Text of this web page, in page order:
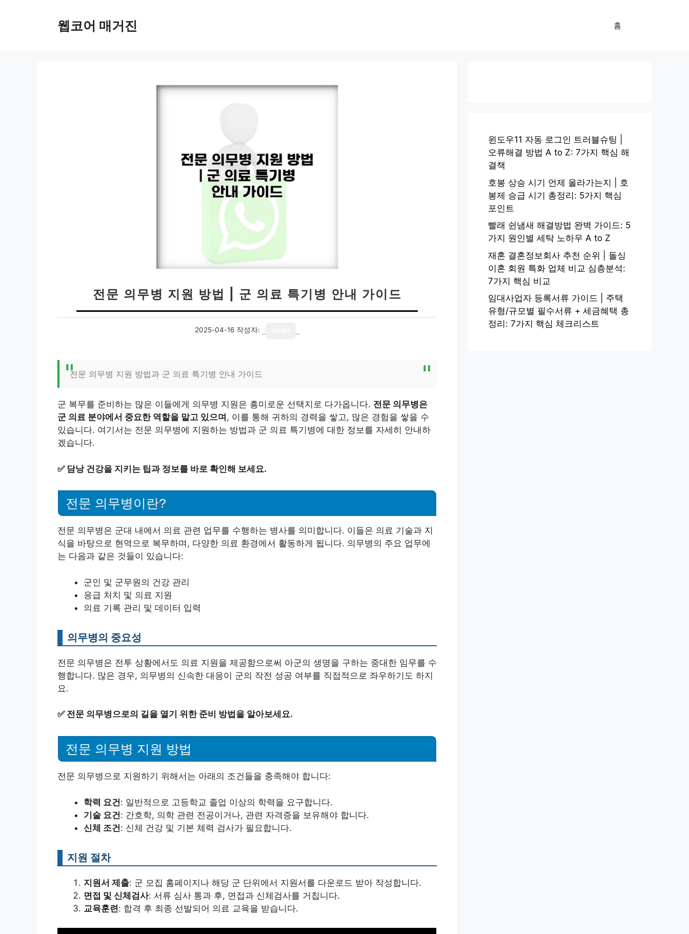
웹코어 매거진 홈
전문 의무병 지원 방법 | 군 의료 특기병 안내 가이드
2025-04-16 작성자:
전문 의무병 지원 방법과 군 의료 특기병 안내 가이드
군 복무를 준비하는 많은 이들에게 의무병 지원은 흥미로운 선택지로 다가옵니다. 전문 의무병은
군 의료 분야에서 중요한 역할을 맡고 있으며 , 이를 통해 귀하의 경력을 쌓고, 많은 경험을 쌓을 수
있습니다. 여기서는 전문 의무병에 지원하는 방법과 군 의료 특기병에 대한 정보를 자세히 안내하
겠습니다.
✅ 담낭 건강을 지키는 팁과 정보를 바로 확인해 보세요.
전문 의무병이란?
전문 의무병은 군대 내에서 의료 관련 업무를 수행하는 병사를 의미합니다. 이들은 의료 기술과 지
식을 바탕으로 현역으로 복무하며, 다양한 의료 환경에서 활동하게 됩니다. 의무병의 주요 업무에
는 다음과 같은 것들이 있습니다:
군인 및 군무원의 건강 관리
응급 처치 및 의료 지원
의료 기록 관리 및 데이터 입력
의무병의 중요성
전문 의무병은 전투 상황에서도 의료 지원을 제공함으로써 아군의 생명을 구하는 중대한 임무를 수
행합니다. 많은 경우, 의무병의 신속한 대응이 군의 작전 성공 여부를 직접적으로 좌우하기도 하지
요.
✅ 전문 의무병으로의 길을 열기 위한 준비 방법을 알아보세요.
전문 의무병 지원 방법
전문 의무병으로 지원하기 위해서는 아래의 조건들을 충족해야 합니다:
학력 요건: 일반적으로 고등학교 졸업 이상의 학력을 요구합니다.
기술 요건: 간호학, 의학 관련 전공이거나, 관련 자격증을 보유해야 합니다.
신체 조건: 신체 건강 및 기본 체력 검사가 필요합니다.
지원 절차
지원서 제출: 군 모집 홈페이지나 해당 군 단위에서 지원서를 다운로드 받아 작성합니다.
면접 및 신체검사: 서류 심사 통과 후, 면접과 신체검사를 거칩니다.
교육훈련: 합격 후 최종 선발되어 의료 교육을 받습니다.
윈도우11 자동 로그인 트러블슈팅 |
오류해결 방법 A to Z: 7가지 핵심 해
결책
호봉 상승 시기 언제 올라가는지 | 호
봉제 승급 시기 총정리: 5가지 핵심
포인트
빨래 쉰냄새 해결방법 완벽 가이드: 5
가지 원인별 세탁 노하우 A to Z
재혼 결혼정보회사 추천 순위 | 돌싱
이혼 회원 특화 업체 비교 심층분석:
7가지 핵심 비교
임대사업자 등록서류 가이드 | 주택
유형/규모별 필수서류 + 세금혜택 총
정리: 7가지 핵심 체크리스트